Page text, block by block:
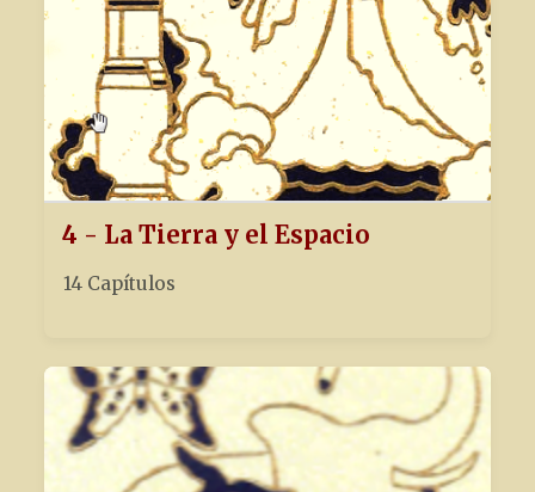
4 - La Tierra y el Espacio
14 Capítulos